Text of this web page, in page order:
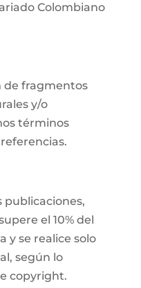
Colombiano
de fragmentos
y/o
términos
publicaciones,
el 10% del
y se realice solo
según lo
copyright.